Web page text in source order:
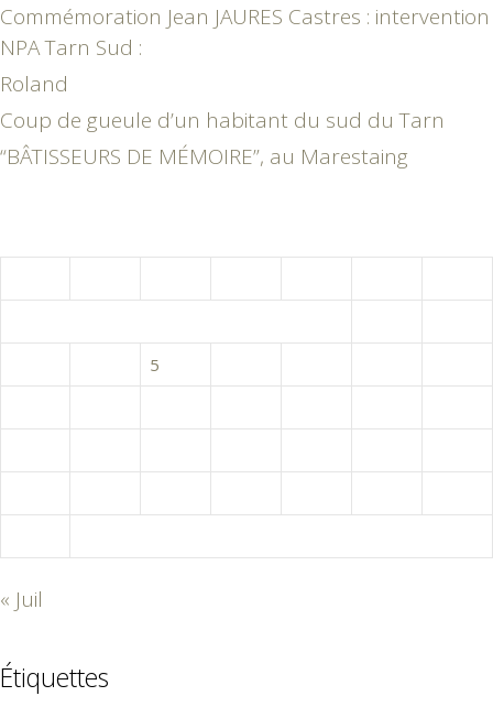
Commémoration Jean JAURES Castres : intervention
NPA Tarn Sud :
Roland
Coup de gueule d’un habitant du sud du Tarn
“BÂTISSEURS DE MÉMOIRE”, au Marestaing
5
« Juil
Étiquettes